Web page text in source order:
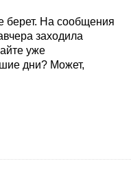
берет. На сообщения
заходила
уже
дни? Может,